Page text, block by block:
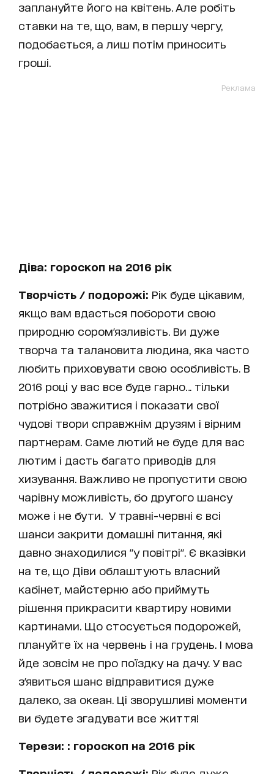
заплануйте його на квітень. Але робіть
ставки на те, що, вам, в першу чергу,
подобається, а лиш потім приносить
гроші.
Реклама
Діва: гороскоп на 2016 рік
Творчість / подорожі: Рік буде цікавим,
якщо вам вдасться побороти свою
природню сором'язливість. Ви дуже
творча та талановита людина, яка часто
любить приховувати свою особливість. В
2016 році у вас все буде гарно… тільки
потрібно зважитися і показати свої
чудові твори справжнім друзям і вірним
партнерам. Саме лютий не буде для вас
лютим і дасть багато приводів для
хизування. Важливо не пропустити свою
чарівну можливість, бо другого шансу
може і не бути. У травні-червні є всі
шанси закрити домашні питання, які
давно знаходилися "у повітрі". Є вказівки
на те, що Діви облаштують власний
кабінет, майстерню або приймуть
рішення прикрасити квартиру новими
картинами. Що стосується подорожей,
плануйте їх на червень і на грудень. І мова
йде зовсім не про поїздку на дачу. У вас
з'явиться шанс відправитися дуже
далеко, за океан. Ці зворушливі моменти
ви будете згадувати все життя!
Терези: : гороскоп на 2016 рік